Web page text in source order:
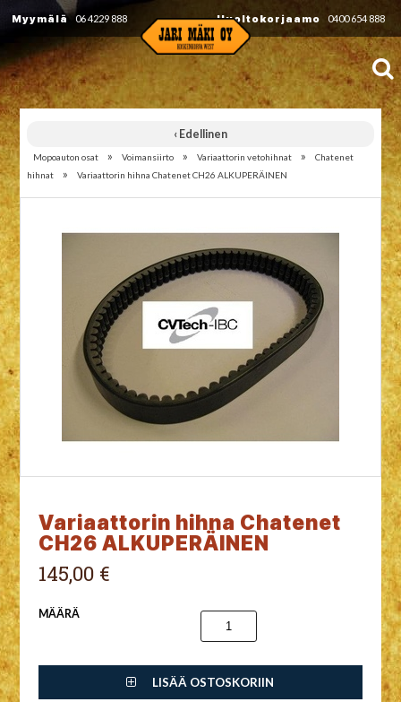
Myymälä 06 4229 888 Huoltokorjaamo 0400 654 888
‹ Edellinen
Mopoauton osat » Voimansiirto » Variaattorin vetohihnat »
Chatenet
hihnat
» Variaattorin hihna Chatenet CH26 ALKUPERÄINEN
Variaattorin hihna Chatenet
CH26 ALKUPERÄINEN
145,00 €
MÄÄRÄ
LISÄÄ OSTOSKORIIN